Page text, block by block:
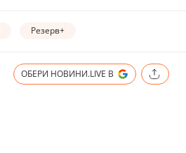
Резерв+
ОБЕРИ НОВИНИ.LIVE В